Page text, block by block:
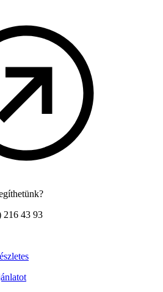
216 43 93